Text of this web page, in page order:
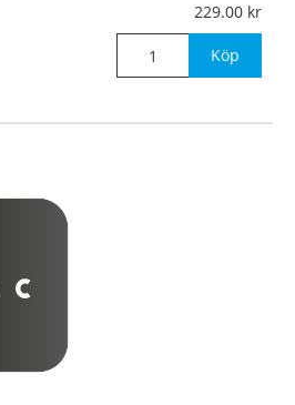
229.00
Köp